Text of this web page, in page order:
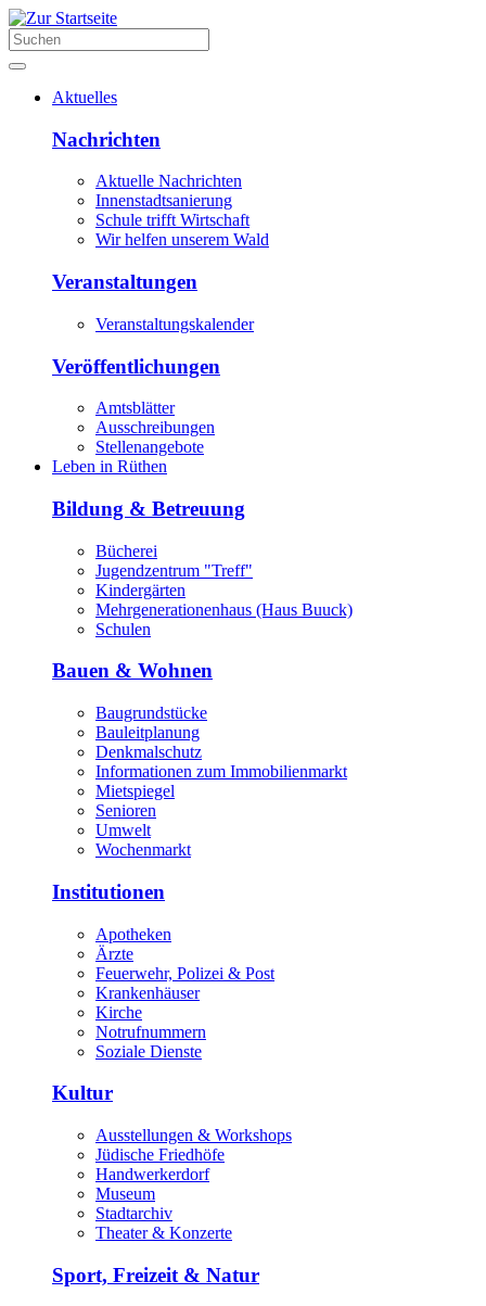
Aktuelles
Nachrichten
Aktuelle Nachrichten
Innenstadtsanierung
Schule trifft Wirtschaft
Wir helfen unserem Wald
Veranstaltungen
Veranstaltungskalender
Veröffentlichungen
Amtsblätter
Ausschreibungen
Stellenangebote
Leben in Rüthen
Bildung & Betreuung
Bücherei
Jugendzentrum "Treff"
Kindergärten
Mehrgenerationenhaus (Haus Buuck)
Schulen
Bauen & Wohnen
Baugrundstücke
Bauleitplanung
Denkmalschutz
Informationen zum Immobilienmarkt
Mietspiegel
Senioren
Umwelt
Wochenmarkt
Institutionen
Apotheken
Ärzte
Feuerwehr, Polizei & Post
Krankenhäuser
Kirche
Notrufnummern
Soziale Dienste
Kultur
Ausstellungen & Workshops
Jüdische Friedhöfe
Handwerkerdorf
Museum
Stadtarchiv
Theater & Konzerte
Sport, Freizeit & Natur